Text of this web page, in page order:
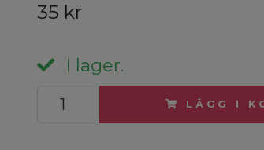
35 kr
I lager.
LÄGG I